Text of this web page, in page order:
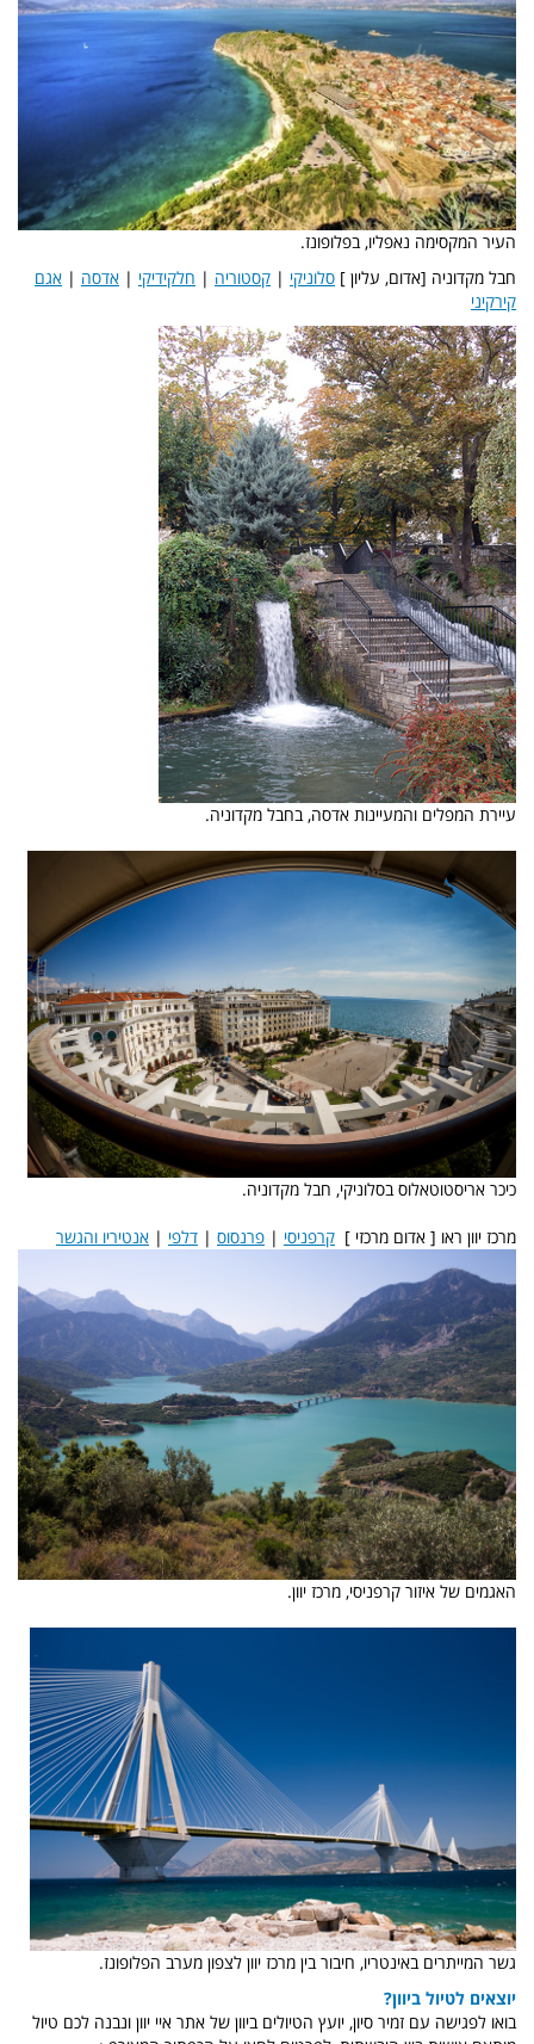
העיר המקסימה נאפליו, בפלופונז.
חבל מקדוניה [אדום, עליון ] סלוניקי | קסטוריה | חלקידיקי | אדסה | אגם
קירקיני
עיירת המפלים והמעיינות אדסה, בחבל מקדוניה.
כיכר אריסטוטאלוס בסלוניקי, חבל מקדוניה.
מרכז יוון ראו [ אדום מרכזי ] קרפניסי | פרנסוס | דלפי | אנטיריו והגשר
האגמים של איזור קרפניסי, מרכז יוון.
גשר המייתרים באינטריו, חיבור בין מרכז יוון לצפון מערב הפלופונז.
יוצאים לטיול ביוון?
בואו לפגישה עם זמיר סיון, יועץ הטיולים ביוון של אתר איי יוון ונבנה לכם טיול